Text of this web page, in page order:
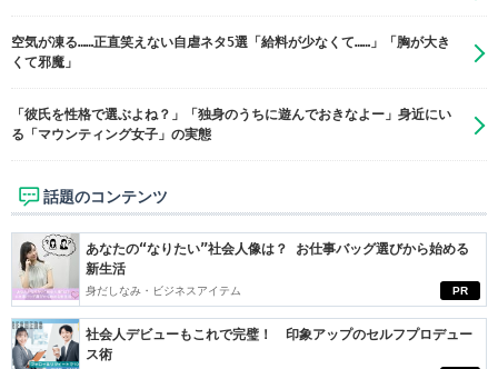
空気が凍る……正直笑えない自虐ネタ5選「給料が少なくて……」「胸が大き
くて邪魔」
「彼氏を性格で選ぶよね？」「独身のうちに遊んでおきなよー」身近にい
る「マウンティング女子」の実態
話題のコンテンツ
PR
あなたの“なりたい”社会人像は？ お仕事バッグ選びから始める
新生活
身だしなみ・ビジネスアイテム
社会人デビューもこれで完璧！ 印象アップのセルフプロデュー
ス術